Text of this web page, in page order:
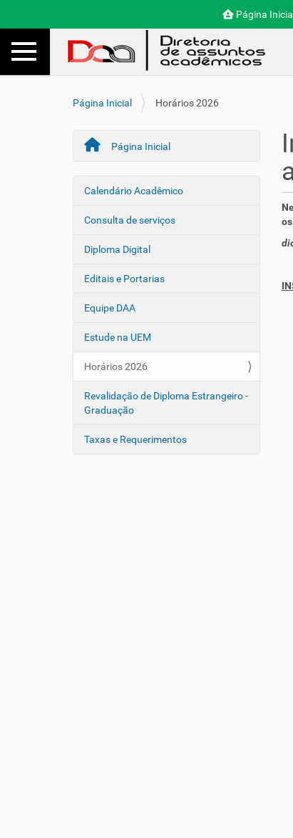
Página Inicial
e
Toggle navigation Busca
V
Página Inicial Horários 2026
Página Inicial
N
e
a
ç
o
Calendário Acadêmico
Consulta de serviços
Diploma Digital
Editais e Portarias
Equipe DAA
Estude na UEM
Horários 2026
Revalidação de Diploma Estrangeiro -
Graduação
Taxas e Requerimentos